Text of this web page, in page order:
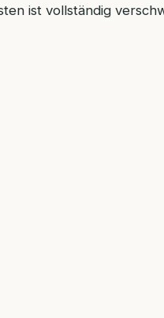
ist vollständig